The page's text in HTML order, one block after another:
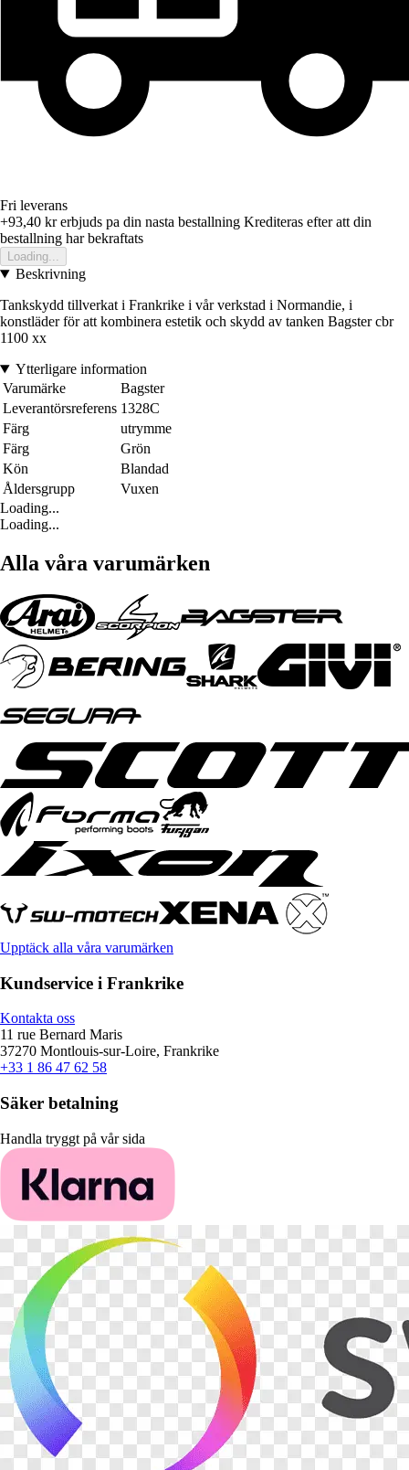
Fri leverans
+93,40 krerbjuds pa din nasta bestallning Krediteras efter att din
bestallning har bekraftats
Loading...
Beskrivning
Tankskydd tillverkat i Frankrike i vår verkstad i Normandie, i
konstläder för att kombinera estetik och skydd av tanken Bagster cbr
1100 xx
Ytterligare information
Varumärke
Bagster
Leverantörsreferens 1328C
Färg
utrymme
Färg
Grön
Kön
Blandad
Åldersgrupp
Vuxen
Loading...
Loading...
Alla våra varumärken
Upptäck alla våra varumärken
Kundservice i Frankrike
Kontakta oss
11 rue Bernard Maris
37270 Montlouis-sur-Loire, Frankrike
+33 1 86 47 62 58
Säker betalning
Handla tryggt på vår sida